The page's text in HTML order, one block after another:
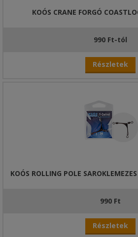
KOÓS CRANE FORGÓ
990 Ft-tól
Részletek
KOÓS ROLLING POLE
990 Ft
Részletek